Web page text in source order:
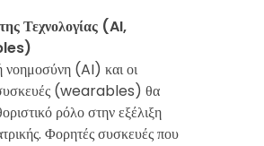
Τεχνολογίας (AI,
νοημοσύνη (AI) και οι
(wearables) θα
ρόλο στην εξέλιξη
Φορητές συσκευές που